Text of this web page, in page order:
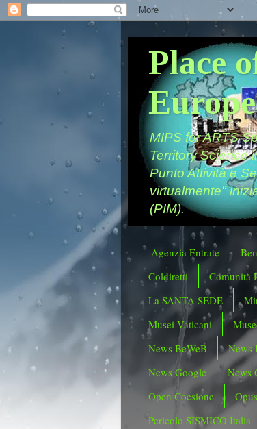
Place
MIPS for ARTS
Territory Science
Punto Attività e
virtualmente"
(PIM).
Agenzia Entrate
Coldiretti
Comunità
La SANTA SEDE
Musei Vaticani
News BeWeB
News
News Google
News
Open Coesione
Pericolo SISMICO Italia